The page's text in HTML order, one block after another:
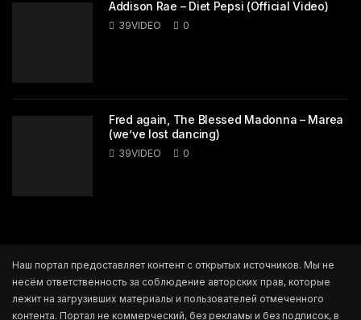
Addison Rae – Diet Pepsi (Official Video)
39VIDEO 0
Fred again, The Blessed Madonna – Marea
(we’ve lost dancing)
39VIDEO 0
Наш портал предоставляет контент с открытых источников. Мы не
несём ответственность за соблюдение авторских прав, которые
лежит на загрузивших материалы и пользователей отмеченного
контента. Портал не коммерческий, без рекламы и без подписок, в